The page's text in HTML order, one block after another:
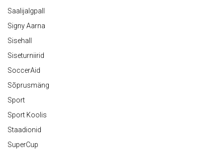
Saalijalgpall
Signy Aarna
Sisehall
Siseturniirid
SoccerAid
Sõprusmäng
Sport
Sport Koolis
Staadionid
SuperCup